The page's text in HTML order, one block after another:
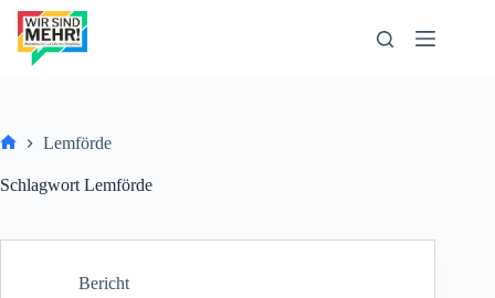
Zum
Inhalt
springen
Lemförde
Schlagwort Lemförde
Bericht